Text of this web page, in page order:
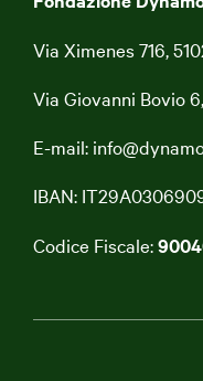
Via Ximenes 716,
Via Giovanni Bovio
E-mail:
IBAN:
Codice Fiscale: